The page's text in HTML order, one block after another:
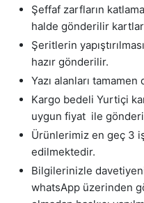
Şeffaf zarfların katlama
halde gönderilir
Şeritlerin
hazır gönderilir.
Yazı alanları
Kargo bedeli Yurtiçi
uygun fiyat ile
Ürünlerimiz en geç 3
edilmektedir.
Bilgilerinizle
whatsApp üzerinden